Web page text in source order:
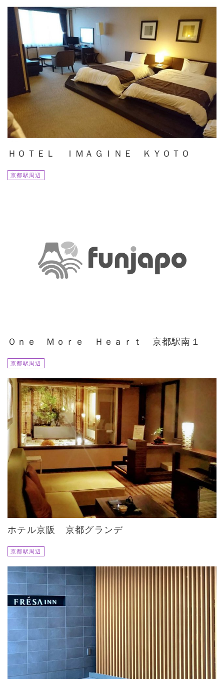
ＨＯＴＥＬ ＩＭＡＧＩＮＥ ＫＹＯＴＯ
京都駅周辺
Ｏｎｅ Ｍｏｒｅ Ｈｅａｒｔ 京都駅南１
京都駅周辺
ホテル京阪 京都グランデ
京都駅周辺